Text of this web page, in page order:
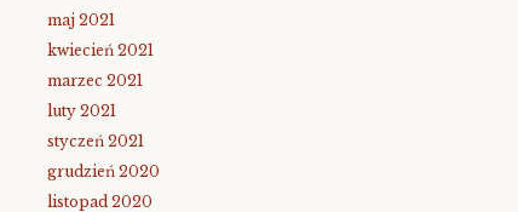
maj 2021
kwiecień 2021
marzec 2021
luty 2021
styczeń 2021
grudzień 2020
listopad 2020